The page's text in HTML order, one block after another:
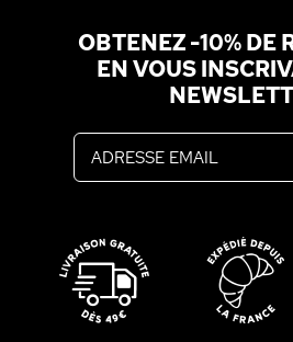
OBTENEZ -10% DE
EN VOUS